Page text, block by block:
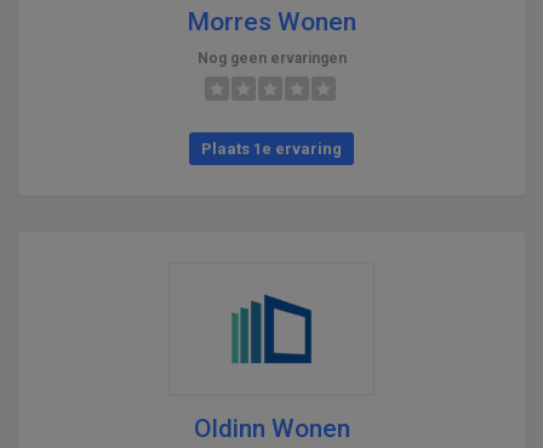
Morres Wonen
Nog geen ervaringen
Plaats 1e ervaring
Oldinn Wonen